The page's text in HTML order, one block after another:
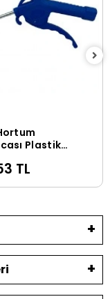
Sepete Ekle
Plastik
TL